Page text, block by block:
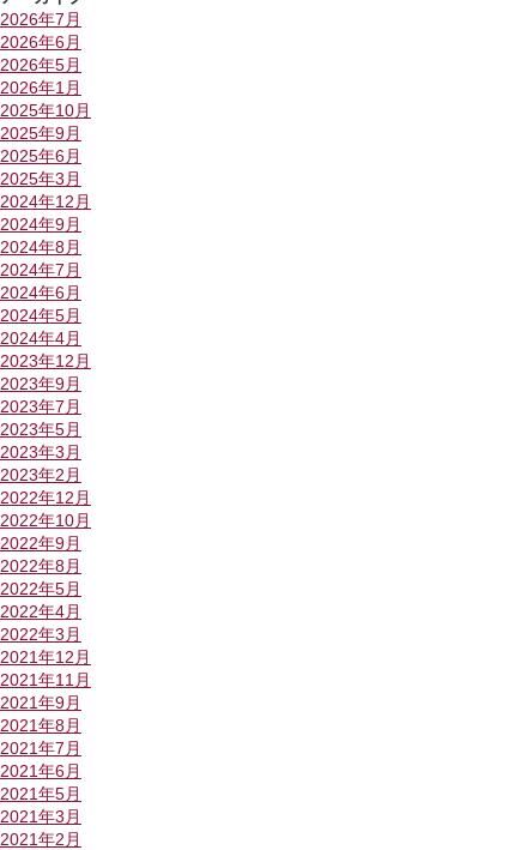
2026年7月
2026年6月
2026年5月
2026年1月
2025年10月
2025年9月
2025年6月
2025年3月
2024年12月
2024年9月
2024年8月
2024年7月
2024年6月
2024年5月
2024年4月
2023年12月
2023年9月
2023年7月
2023年5月
2023年3月
2023年2月
2022年12月
2022年10月
2022年9月
2022年8月
2022年5月
2022年4月
2022年3月
2021年12月
2021年11月
2021年9月
2021年8月
2021年7月
2021年6月
2021年5月
2021年3月
2021年2月